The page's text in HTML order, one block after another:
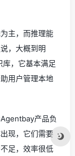
主，而推理能
，大概到明
，它基本满足
用户管理本地
产品负
现，它们需要
足，效率很低